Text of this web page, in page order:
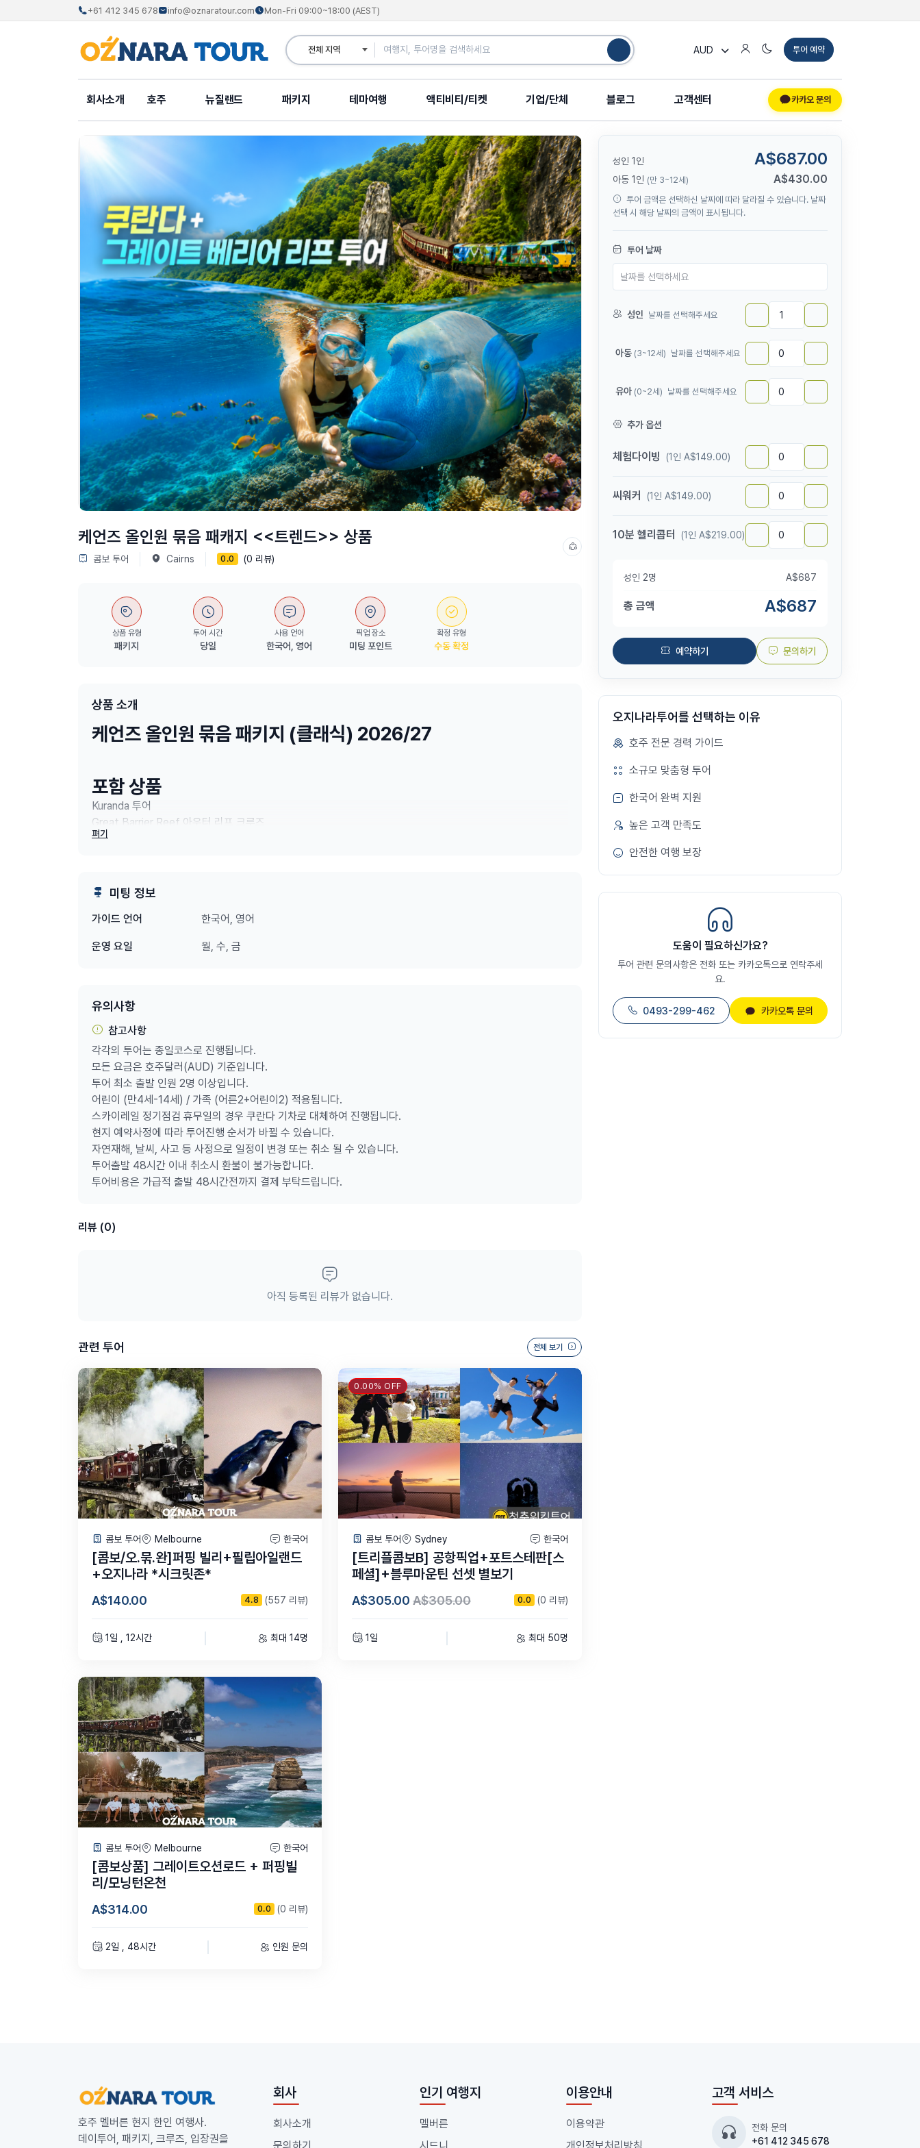
+61 412 345 678 info@oznaratour.com Mon-Fri 09:00~18:00 (AEST)
AUD 투어 예약
회사소개 호주 뉴질랜드 패키지 테마여행 액티비티/티켓 기업/단체 블로그 고객센터 카카오 문의
케언즈 올인원 묶음 패캐지 <<트렌드>> 상품
콤보 투어 Cairns 0.0 (0 리뷰)
상품 유형
패키지
투어 시간
당일
사용 언어
한국어, 영어
픽업 장소
미팅 포인트
확정 유형
수동 확정
상품 소개
케언즈 올인원 묶음 패키지 (클래식) 2026/27
포함 상품
Kuranda 투어
Great Barrier Reef 아우터 리프 크루즈
왕복 공항 픽업 및 드롭오프
1일차 – 쿠란다 한인가이드 풀케어 패키지
포함 사항
한국인 전용 차량
쿠란다 마을 관광
Rainforestation Nature Park
아미덕 수륙양용차
야생동물원 관람
파마기리 원주민 댄스 공연
드림타임 원주민 문화 체험
오지 BBQ 뷔페 점심
일정
07:00 체크인
07:45 승선
08:00 케언즈 출발
09:30 무어 리프 폰툰 도착
11:30 피츠로이 섬으로 출발
12:15 뷔페 점심
15:30 크루즈 출발
17:30 케언즈 도착
포함 사항
스노클링 장비
반잠수함 체험
뷔페 점심
펴기
미팅 정보
가이드 언어 한국어, 영어
운영 요일 월, 수, 금
유의사항
참고사항
각각의 투어는 종일코스로 진행됩니다.
모든 요금은 호주달러(AUD) 기준입니다.
투어 최소 출발 인원 2명 이상입니다.
어린이 (만4세-14세) / 가족 (어른2+어린이2) 적용됩니다.
스카이레일 정기점검 휴무일의 경우 쿠란다 기차로 대체하여 진행됩니다.
현지 예약사정에 따라 투어진행 순서가 바뀔 수 있습니다.
자연재해, 날씨, 사고 등 사정으로 일정이 변경 또는 취소 될 수 있습니다.
투어출발 48시간 이내 취소시 환불이 불가능합니다.
투어비용은 가급적 출발 48시간전까지 결제 부탁드립니다.
리뷰 (0)
아직 등록된 리뷰가 없습니다.
관련 투어 전체 보기
콤보 투어 Melbourne 한국어
[콤보/오.묶.완]퍼핑 빌리+필립아일랜드
+오지나라 *시크릿존*
A$140.00 4.8 (557 리뷰)
1일 , 12시간 최대 14명
0.00% OFF
콤보 투어 Sydney 한국어
[트리플콤보B] 공항픽업+포트스테판[스
페셜]+블루마운틴 선셋 별보기
A$305.00 A$305.00 0.0 (0 리뷰)
1일 최대 50명
콤보 투어 Melbourne 한국어
[콤보상품] 그레이트오션로드 + 퍼핑빌
리/모닝턴온천
A$314.00 0.0 (0 리뷰)
2일 , 48시간 인원 문의
성인 1인 A$687.00
아동 1인 (만 3~12세) A$430.00
투어 금액은 선택하신 날짜에 따라 달라질 수 있습니다. 날짜
선택 시 해당 날짜의 금액이 표시됩니다.
투어 날짜
성인 날짜를 선택해주세요
아동 (3~12세) 날짜를 선택해주세요
유아 (0~2세) 날짜를 선택해주세요
추가 옵션
체험다이빙 (1인 A$149.00)
씨워커 (1인 A$149.00)
10분 헬리콥터 (1인 A$219.00)
성인 2명 A$687
총 금액 A$687
예약하기 문의하기
오지나라투어를 선택하는 이유
호주 전문 경력 가이드
소규모 맞춤형 투어
한국어 완벽 지원
높은 고객 만족도
안전한 여행 보장
도움이 필요하신가요?
투어 관련 문의사항은 전화 또는 카카오톡으로 연락주세
요.
0493-299-462 카카오톡 문의
호주 멜버른 현지 한인 여행사.
데이투어, 패키지, 크루즈, 입장권을
회사
회사소개
인기 여행지
멜버른
이용안내
이용약관
고객 서비스
전화 문의
+61 412 345 678